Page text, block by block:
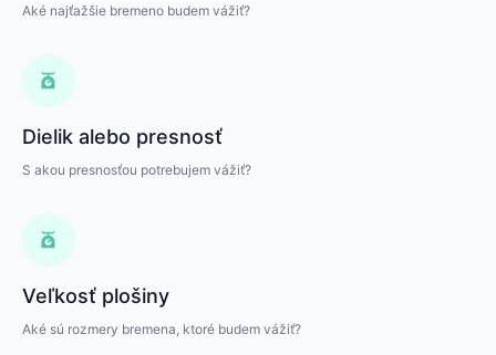
Aké najťažšie bremeno budem vážiť?
Dielik alebo presnosť
S akou presnosťou potrebujem vážiť?
Veľkosť plošiny
Aké sú rozmery bremena, ktoré budem vážiť?